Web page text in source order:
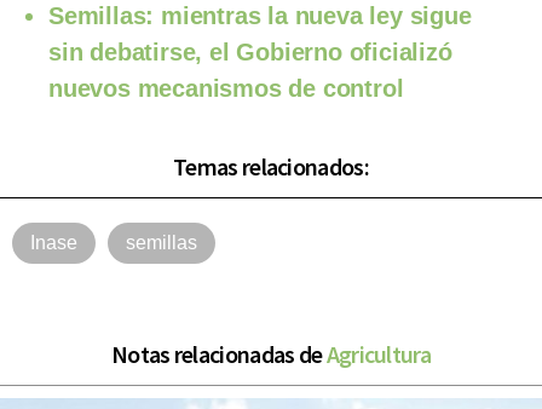
Semillas: mientras la nueva ley sigue
sin debatirse, el Gobierno oficializó
nuevos mecanismos de control
Temas relacionados:
Inase semillas
Notas relacionadas deAgricultura